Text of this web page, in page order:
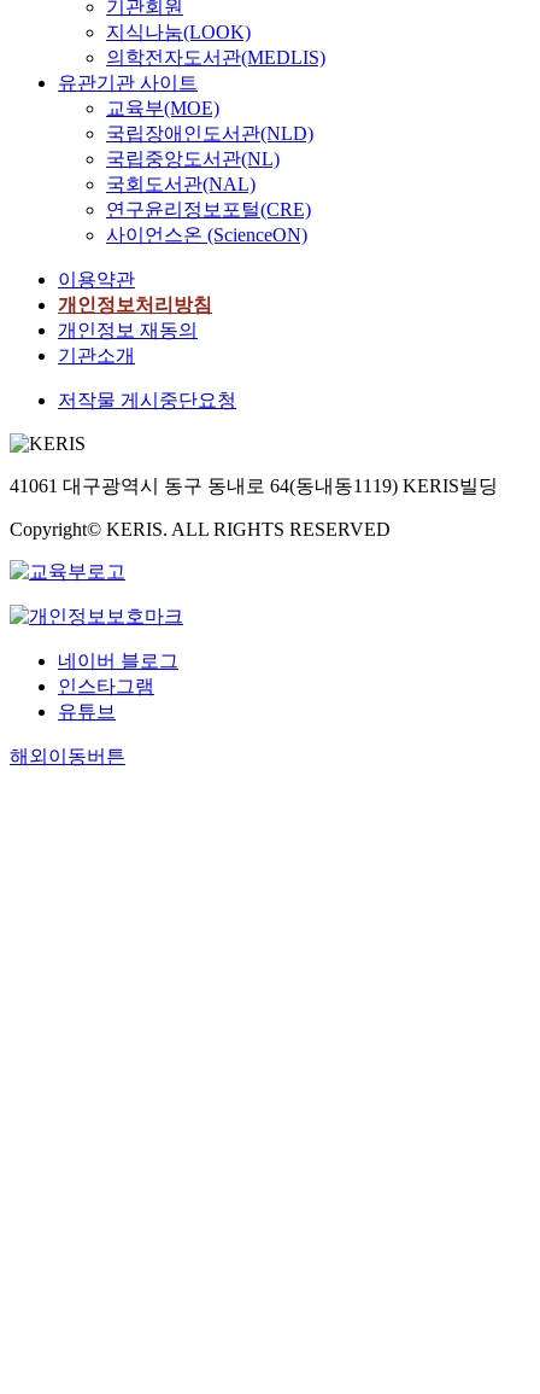
기관회원
지식나눔(LOOK)
의학전자도서관(MEDLIS)
유관기관 사이트
교육부(MOE)
국립장애인도서관(NLD)
국립중앙도서관(NL)
국회도서관(NAL)
연구윤리정보포털(CRE)
사이언스온 (ScienceON)
이용약관
개인정보처리방침
개인정보 재동의
기관소개
저작물 게시중단요청
41061 대구광역시 동구 동내로 64(동내동1119) KERIS빌딩
Copyright© KERIS. ALL RIGHTS RESERVED
네이버 블로그
인스타그램
유튜브
해외이동버튼